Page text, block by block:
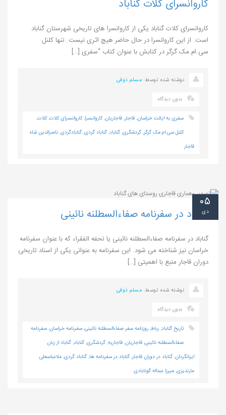
کاروانسرای کلات گناباد
کاروانسرای کلات گناباد یکی از کاروانسرا های تاریخی شهرستان گناباد
است. از این کاروانسرا در حال حاضر هیچ اثری نیست. تنها کلنل
سی.ام.مک گرگر در کتابش با عنوان کتاب “سفری […]
نوشته شده توسط: مسلم ذوقی
بدون دیدگاه
سفری به ایالت خراسان, قاجار, قاجاریان,کاروانسرا,کاروانسرای کلات,کلات,
کلنل سی.ام.مک گرگر, گردشگری, گناباد, گناباد گردی, گنابادگردی, ناصرالدین شاه
قاجار
گناباد در سفرنامه صفاءالسطلنه نائینی
گناباد در سفرنامه صفاءالسطلنه نائینی یا تحفه الفقراء که با عنوان سفرنامه
خراسان نیز شناخته می شود. این سفرنامه به عنوانی یکی از اسناد تاریخی
دوران قاجار منبع با اهمیتی […]
۰۵
دی
نوشته شده توسط: مسلم ذوقی
بدون دیدگاه
تاریخ گناباد, رباط, روزنامه سفر صفاءالسطلنه نائینی, سفرنامه خراسان, سفرنامه
صفاءالسطلنه نائینی, قاجاریان, قاجاریه, گردشگری, گناباد, گناباد از زبان
ایرانگردان, گناباد در دوران قاجار, گناباد در سفرنامه ها, گناباد گردی, ملاعباسعلی
مارندیزی, میرزا عبداله گونابادی